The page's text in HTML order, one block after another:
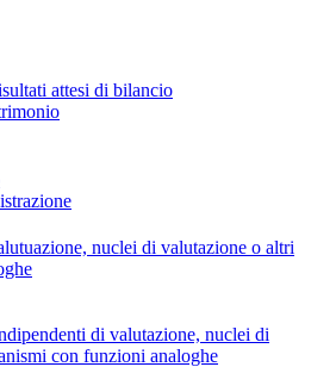
attesi di bilancio
nuclei di valutazione o altri
di valutazione, nuclei di
con funzioni analoghe